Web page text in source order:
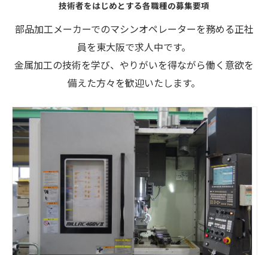
技術者をはじめとする各職種の募集要項
部品加工メーカーでのマシンオペレーターを務める正社
員を東大阪で求人中です。
金属加工の技術を学び、やりがいを得ながら働く意欲を
備えた方々を歓迎いたします。